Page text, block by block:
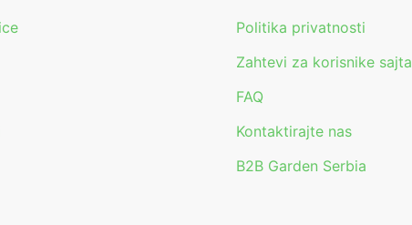
Politika privatnosti
Zahtevi za korisnike sajta
FAQ
Kontaktirajte nas
B2B Garden Serbia